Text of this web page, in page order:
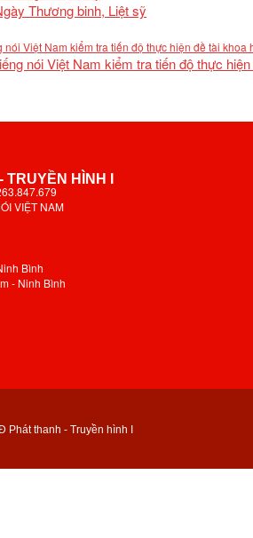
Thương binh, Liệt sỹ
nói Việt Nam kiểm tra tiến độ thực
HÌNH I
VIỆT NAM
Bình
- Ninh Bình
thanh - Truyền hình I